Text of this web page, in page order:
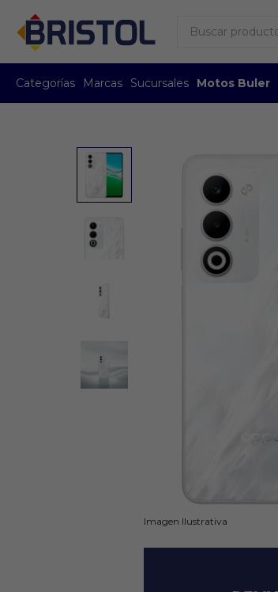
Categorías Marcas Sucursales Motos Buler
Imagen Ilustrativa